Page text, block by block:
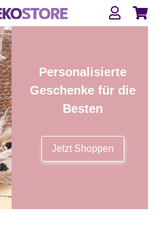
Personalisierte
Geschenke für die
Besten
Jetzt Shoppen